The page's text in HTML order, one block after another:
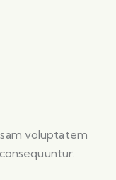
voluptatem